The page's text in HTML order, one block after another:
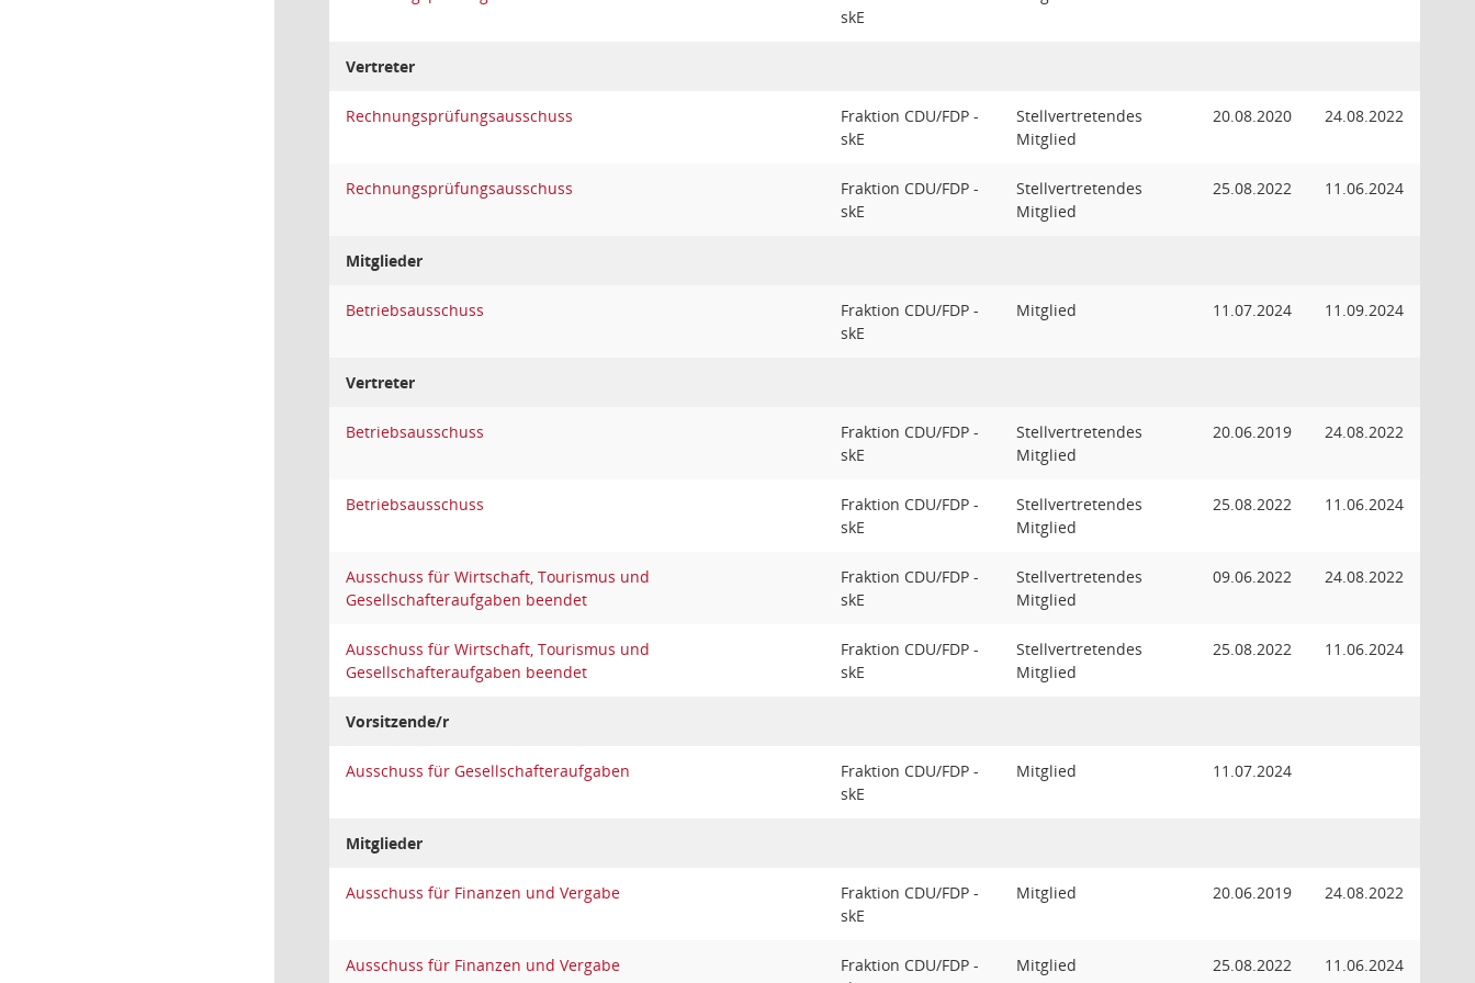
skE
Vertreter
Rechnungsprüfungsausschuss
Fraktion CDU/FDP -
skE
Stellvertretendes
Mitglied
20.08.2020 24.08.2022
Rechnungsprüfungsausschuss
Fraktion CDU/FDP -
skE
Stellvertretendes
Mitglied
25.08.2022 11.06.2024
Mitglieder
Betriebsausschuss
Fraktion CDU/FDP -
skE
Mitglied 11.07.2024 11.09.2024
Vertreter
Betriebsausschuss
Fraktion CDU/FDP -
skE
Stellvertretendes
Mitglied
20.06.2019 24.08.2022
Betriebsausschuss
Fraktion CDU/FDP -
skE
Stellvertretendes
Mitglied
25.08.2022 11.06.2024
Ausschuss für Wirtschaft, Tourismus und
Gesellschafteraufgaben beendet
Fraktion CDU/FDP -
skE
Stellvertretendes
Mitglied
09.06.2022 24.08.2022
Ausschuss für Wirtschaft, Tourismus und
Gesellschafteraufgaben beendet
Fraktion CDU/FDP -
skE
Stellvertretendes
Mitglied
25.08.2022 11.06.2024
Vorsitzende/r
Ausschuss für Gesellschafteraufgaben
Fraktion CDU/FDP -
skE
Mitglied 11.07.2024
Mitglieder
Ausschuss für Finanzen und Vergabe
Fraktion CDU/FDP -
skE
Mitglied 20.06.2019 24.08.2022
Ausschuss für Finanzen und Vergabe
Fraktion CDU/FDP -
Mitglied 25.08.2022 11.06.2024